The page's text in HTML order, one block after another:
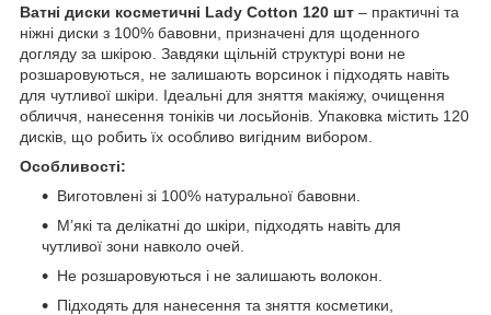
Ватні диски косметичні Lady Cotton 120 шт – практичні та
ніжні диски з 100% бавовни, призначені для щоденного
догляду за шкірою. Завдяки щільній структурі вони не
розшаровуються, не залишають ворсинок і підходять навіть
для чутливої шкіри. Ідеальні для зняття макіяжу, очищення
обличчя, нанесення тоніків чи лосьйонів. Упаковка містить 120
дисків, що робить їх особливо вигідним вибором.
Особливості:
Виготовлені зі 100% натуральної бавовни.
М’які та делікатні до шкіри, підходять навіть для
чутливої зони навколо очей.
Не розшаровуються і не залишають волокон.
Підходять для нанесення та зняття косметики,